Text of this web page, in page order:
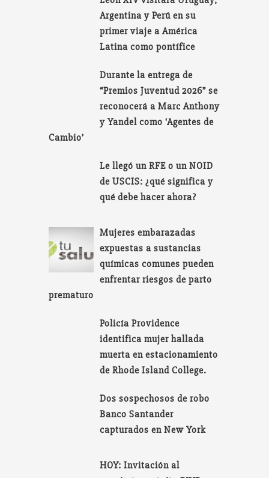
Argentina y Perú en su
primer viaje a América
Latina como pontífice
Durante la entrega de
“Premios Juventud 2026” se
reconocerá a Marc Anthony
y Yandel como ‘Agentes de
Cambio’
Le llegó un RFE o un NOID
de USCIS: ¿qué significa y
qué debe hacer ahora?
Mujeres embarazadas
expuestas a sustancias
químicas comunes pueden
enfrentar riesgos de parto
prematuro
Policía Providence
identifica mujer hallada
muerta en estacionamiento
de Rhode Island College.
Dos sospechosos de robo
Banco Santander
capturados en New York
HOY: Invitación al